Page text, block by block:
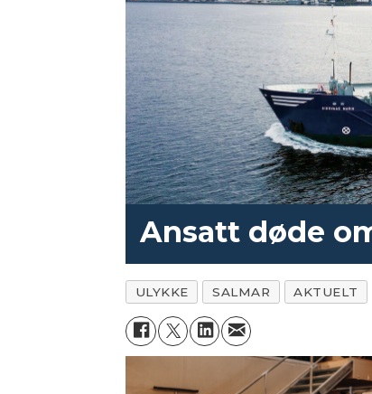
Ansatt døde
ULYKKE SALMAR AKTUELT